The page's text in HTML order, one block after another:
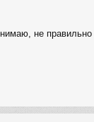
не